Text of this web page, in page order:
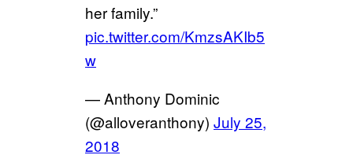
her family.”
pic.twitter.com/KmzsAKIb5
w
— Anthony Dominic
(@alloveranthony) July 25,
2018